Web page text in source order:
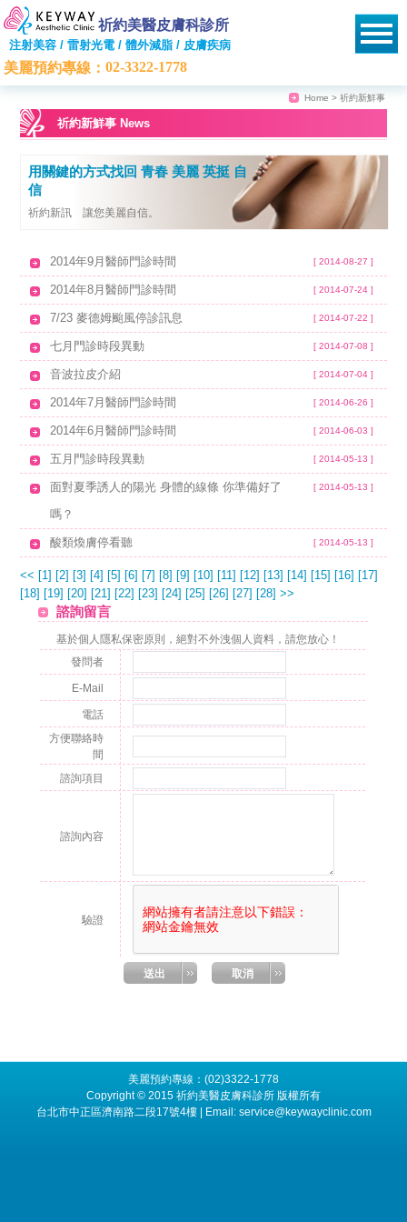
祈約美醫皮膚科診所
注射美容 / 雷射光電 / 體外減脂 / 皮膚疾病
美麗預約專線：02-3322-1778
Home > 祈約新鮮事
祈約新鮮事 News
用關鍵的方式找回 青春 美麗 英挺 自
信
祈約新訊 讓您美麗自信。
[ 2014-08-27 ]
2014年9月醫師門診時間
[ 2014-07-24 ]
2014年8月醫師門診時間
[ 2014-07-22 ]
7/23 麥德姆颱風停診訊息
[ 2014-07-08 ]
七月門診時段異動
[ 2014-07-04 ]
音波拉皮介紹
[ 2014-06-26 ]
2014年7月醫師門診時間
[ 2014-06-03 ]
2014年6月醫師門診時間
[ 2014-05-13 ]
五月門診時段異動
[ 2014-05-13 ]
面對夏季誘人的陽光 身體的線條 你準備好了
嗎？
[ 2014-05-13 ]
酸類煥膚停看聽
<< [1] [2] [3] [4] [5] [6] [7] [8] [9] [10] [11] [12] [13] [14] [15] [16] [17]
[18] [19] [20] [21] [22] [23] [24] [25] [26] [27] [28]>>
美麗預約專線：(02)3322-1778
Copyright © 2015 祈約美醫皮膚科診所 版權所有
台北市中正區濟南路二段17號4樓 | Email: service@keywayclinic.com